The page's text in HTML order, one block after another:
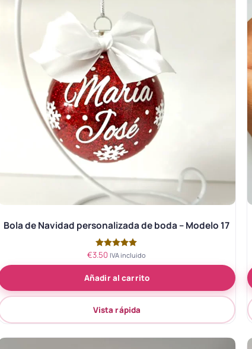
Bola de Navidad personalizada de boda – Modelo 17
Valorado
de 5
€3.50 IVA incluido
Añadir al carrito
Vista rápida